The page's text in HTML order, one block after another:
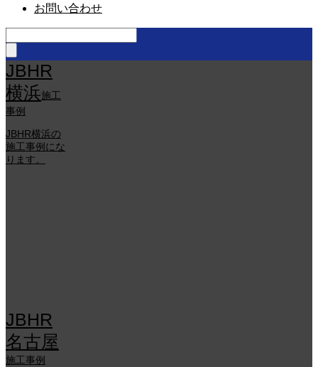
お問い合わせ
JBHR
横浜施工
事例
JBHR横浜の
施工事例にな
ります。
JBHR
名古屋
施工事例